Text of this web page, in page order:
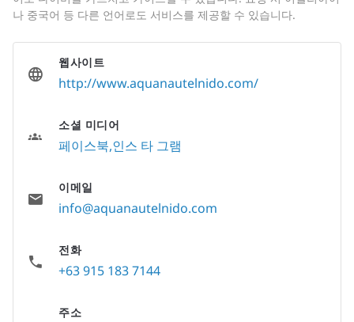
나 중국어 등 다른 언어로도 서비스를 제공할 수 있습니다.
웹사이트
http://www.aquanautelnido.com/
소셜 미디어
페이스북 인스 타 그램
이메일
info@aquanautelnido.com
전화
+63 915 183 7144
주소